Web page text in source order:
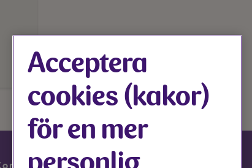
Acceptera
cookies (kakor)
för en mer